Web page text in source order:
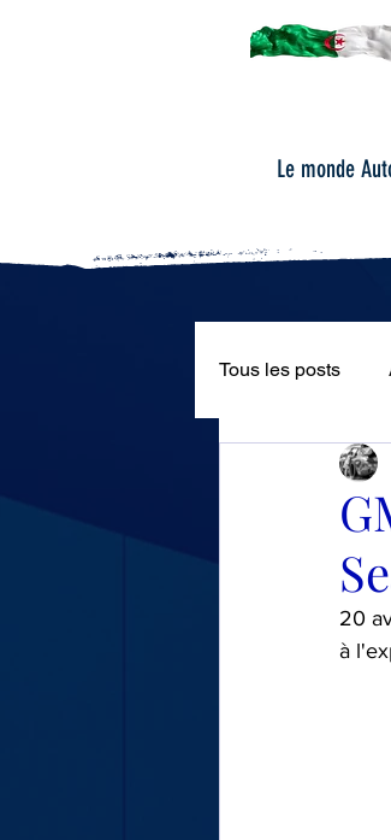
Le monde
Tous les posts
LE TOUR
20
à